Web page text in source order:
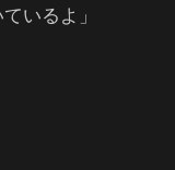
いるよ」